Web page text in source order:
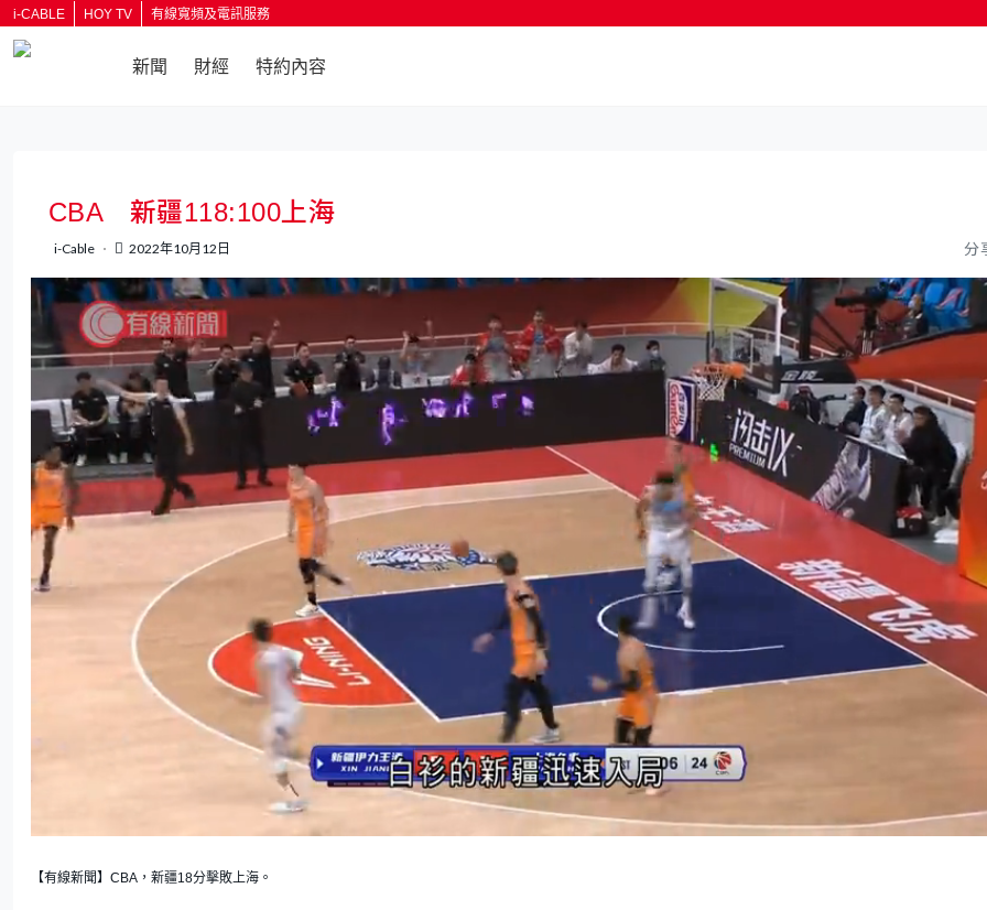
i-CABLE HOY TV 有線寬頻及電訊服務
新聞 財經 特約內容
CBA 新疆118:100上海
i-Cable 2022年10月12日 分
n
t
e
o
【有線新聞】CBA，新疆18分擊敗上海。